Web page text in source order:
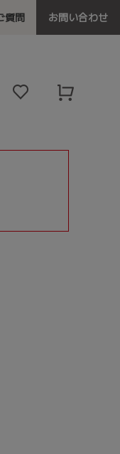
質問 お問い合わせ